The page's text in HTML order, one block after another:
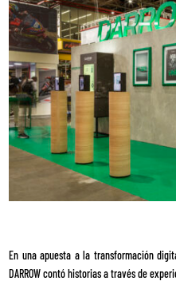
En una apuesta a la transformación
DARROW contó historias a través de